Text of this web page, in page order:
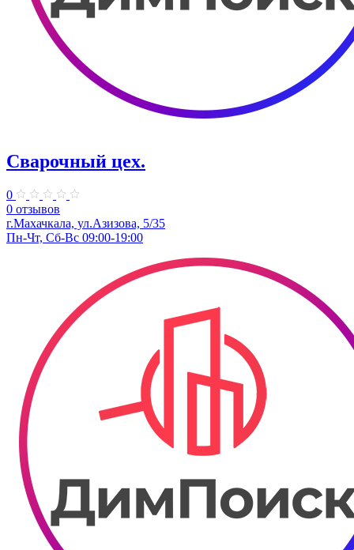
Сварочный цех.
0
0 отзывов
г.Махачкала, ​ул.Азизова, 5/35
Пн-Чт, Сб-Вс 09:00-19:00